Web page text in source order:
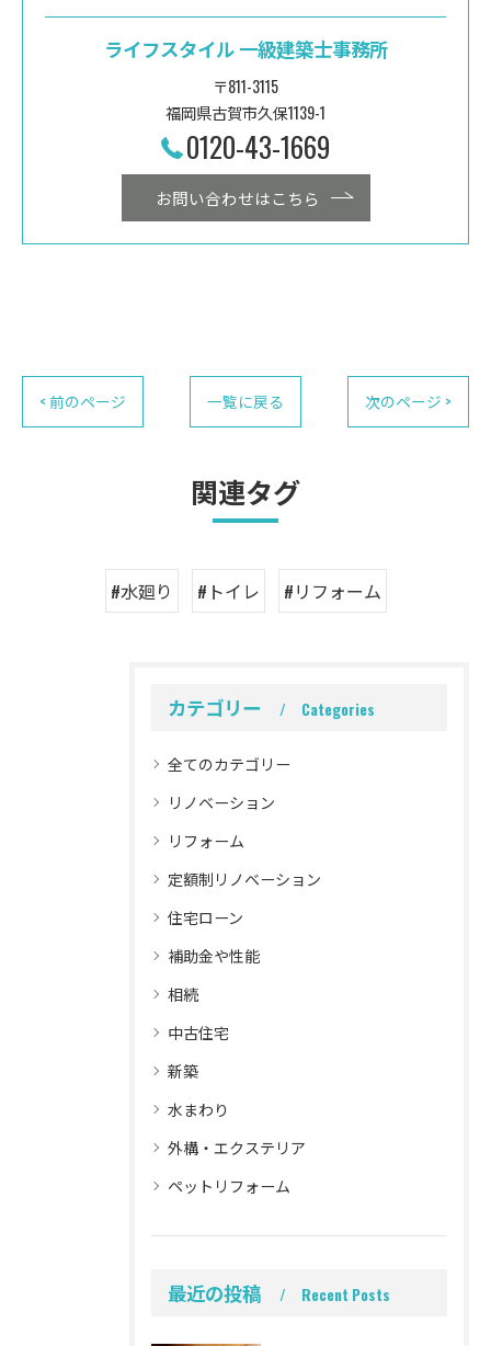
ライフスタイル 一級建築士事務所
〒811-3115
福岡県古賀市久保1139-1
0120-43-1669
お問い合わせはこちら
< 前のページ 一覧に戻る 次のページ >
関連タグ
#水廻り #トイレ #リフォーム
カテゴリー Categories
全てのカテゴリー
リノベーション
リフォーム
定額制リノベーション
住宅ローン
補助金や性能
相続
中古住宅
新築
水まわり
外構・エクステリア
ペットリフォーム
最近の投稿 Recent Posts